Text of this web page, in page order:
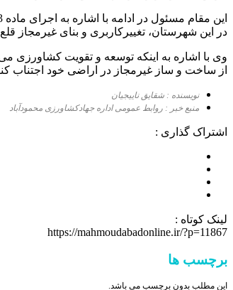
در این شهرستان، تغییرکاربری و بنای غیرمجاز
وی با اشاره به اینکه توسعه و تقویت کشاورزی
از ساخت و ساز غیرمجاز در اراضی خود اجتناب
نویسنده : شقایق ناییجیان
منبع خبر : روابط عمومی اداره جهادکشاورزی محمودآباد
اشتراک گذاری :
لینک کوتاه :
https://mahmoudabadonline.ir/?p=11867
برچسب ها
این مطلب بدون برچسب می باشد.